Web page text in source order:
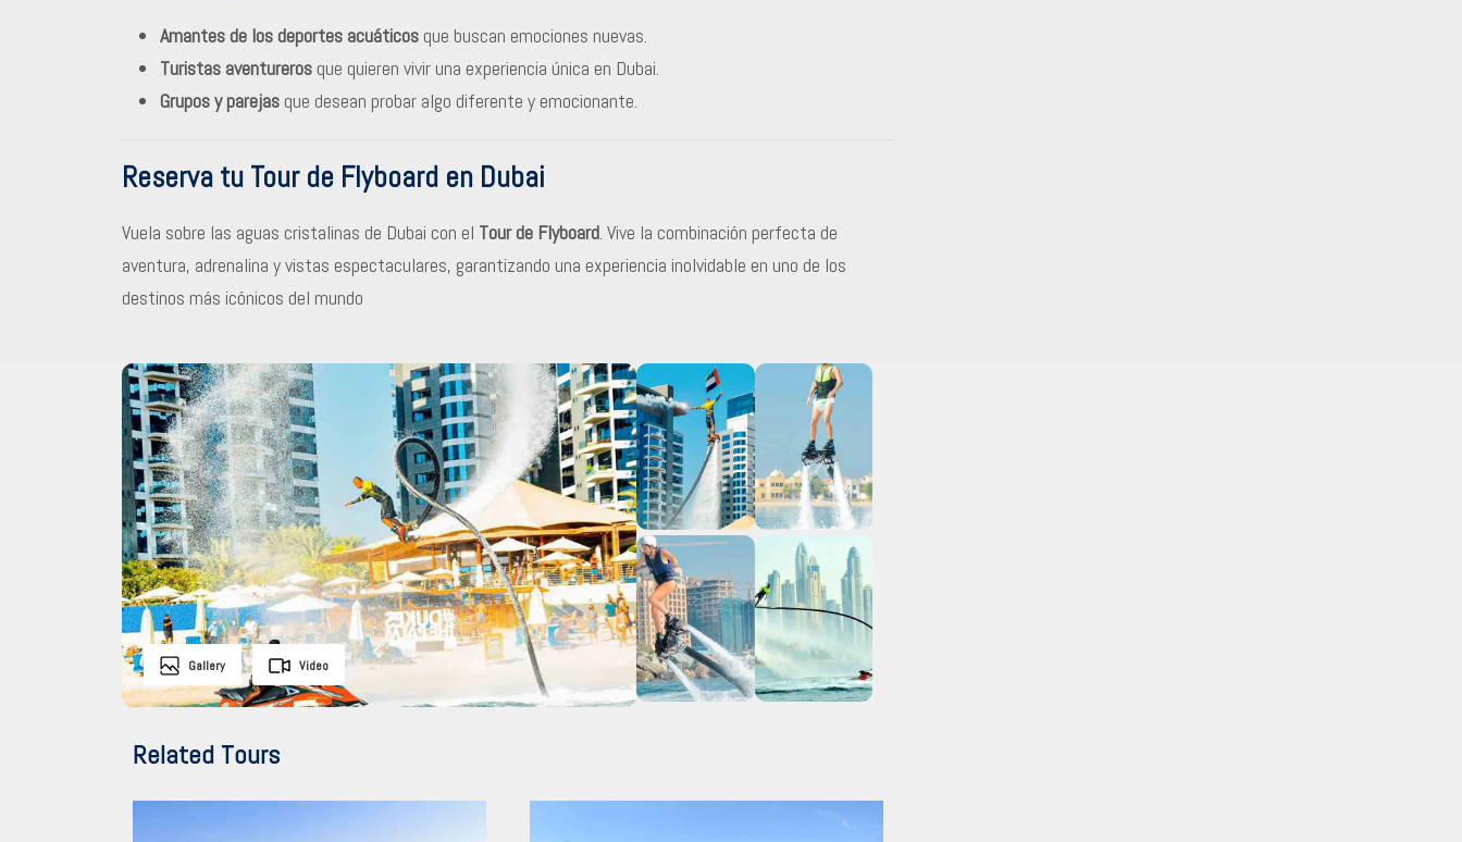
Amantes de los deportes acuáticos que buscan emociones nuevas.
Turistas aventureros que quieren vivir una experiencia única en Dubai.
Grupos y parejas que desean probar algo diferente y emocionante.
Reserva tu Tour de Flyboard en Dubai
Vuela sobre las aguas cristalinas de Dubai con el Tour de Flyboard. Vive la combinación perfecta de
aventura, adrenalina y vistas espectaculares, garantizando una experiencia inolvidable en uno de los
destinos más icónicos del mundo
Gallery Video
Related Tours